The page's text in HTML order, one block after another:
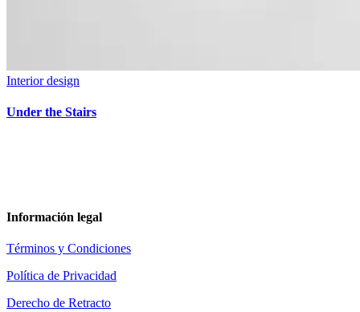
Interior design
Under the Stairs
Información legal
Términos y Condiciones
Política de Privacidad
Derecho de Retracto